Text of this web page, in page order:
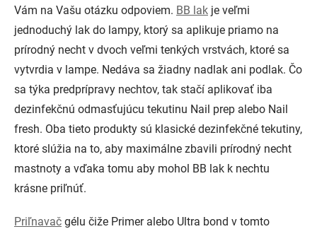
Vám na Vašu otázku odpoviem. BB lak je veľmi
jednoduchý lak do lampy, ktorý sa aplikuje priamo na
prírodný necht v dvoch veľmi tenkých vrstvách, ktoré sa
vytvrdia v lampe. Nedáva sa žiadny nadlak ani podlak. Čo
sa týka predprípravy nechtov, tak stačí aplikovať iba
dezinfekčnú odmasťujúcu tekutinu Nail prep alebo Nail
fresh. Oba tieto produkty sú klasické dezinfekčné tekutiny,
ktoré slúžia na to, aby maximálne zbavili prírodný necht
mastnoty a vďaka tomu aby mohol BB lak k nechtu
krásne priľnúť.
Priľnavač gélu čiže Primer alebo Ultra bond v tomto